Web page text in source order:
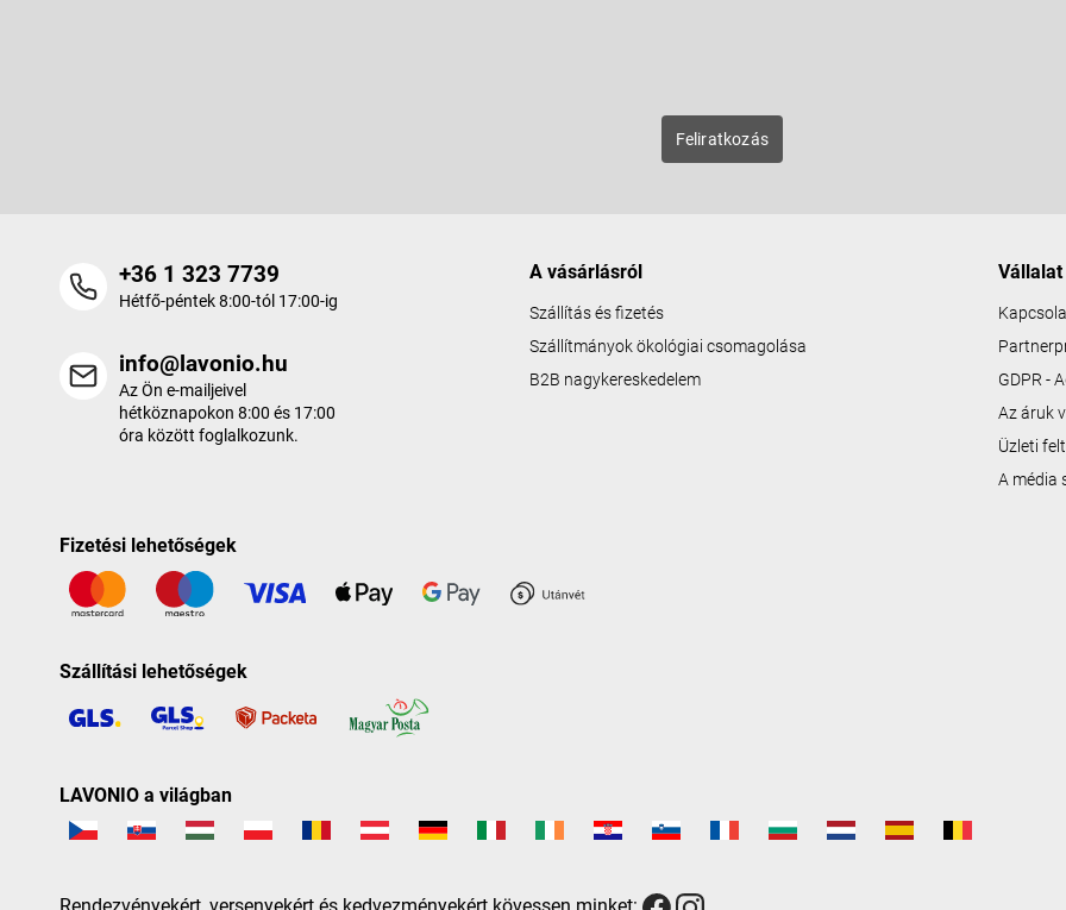
Feliratkozás
+36 1 323 7739
Hétfő-péntek 8:00-tól 17:00-ig
info@lavonio.hu
Az Ön e-mailjeivel
hétköznapokon 8:00 és 17:00
óra között foglalkozunk.
A vásárlásról
Szállítás és fizetés
Szállítmányok ökológiai csomagolása
B2B nagykereskedelem
Vállalat
GDPR -
Az áruk
Üzleti
A média
Fizetési lehetőségek
Szállítási lehetőségek
LAVONIO a világban